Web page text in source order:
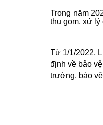
Trong năm
thu gom, xử lý
Từ 1/1/2022,
định về bảo
trường, bảo